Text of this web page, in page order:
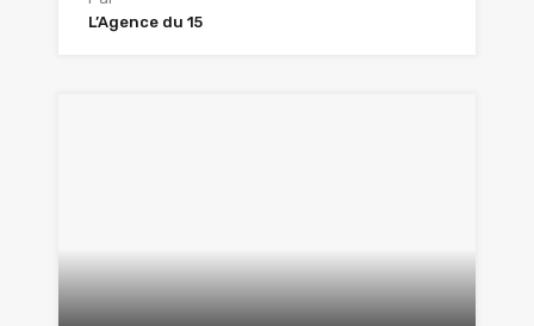
L’Agence du 15